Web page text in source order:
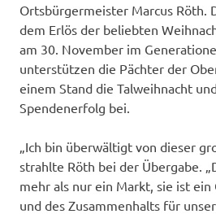
Ortsbürgermeister Marcus Röth.
dem Erlös der beliebten
am 30. November im
unterstützen die Pächter der
einem Stand die Talweihnacht
Spendenerfolg bei.
„Ich bin überwältigt von dieser
strahlte Röth bei der Übergabe.
mehr als nur ein Markt, sie ist
und des Zusammenhalts für